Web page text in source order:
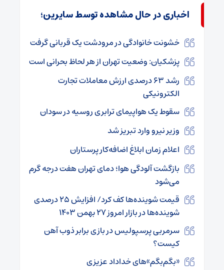
اخباری در حال مشاهده توسط سایرین؛
خشونت خانوادگی در مرودشت یک قربانی گرفت
پزشکیان: وضعیت تهران از هر لحاظ بحرانی است
رشد ۶۳ درصدی ارزش معاملات تجارت
الکترونیکی
سقوط یک هواپیمای ترابری روسیه در سودان
وزیر نیرو وارد تبریز شد
اعلام زمان ابلاغ اضافه‌کار پرستاران
بازگشت آلودگی هوا؛ دمای تهران هفت درجه گرم
می‌شود
قیمت شوینده‌ها کف کرد/ افزایش ۲۵ درصدی
شوینده‌ها در بازار امروز ۲۷ بهمن ۱۴۰۳
سرمربی پرسپولیس در بازی برابر ذوب آهن
کیست؟
«بگم‌بگم‌»‌های خداداد عزیزی